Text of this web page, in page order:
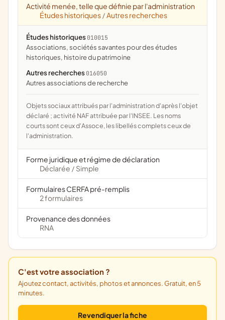
Activité menée, telle que définie par l'administration
Études historiques / Autres recherches
Études historiques 010015
associations, sociétés savantes pour des études
historiques, histoire du patrimoine
Autres recherches 016050
autres associations de recherche
Objets sociaux attribués par l'administration d'après l'objet
déclaré ; activité NAF attribuée par l'INSEE. Les noms
courts sont ceux d'Assoce, les libellés complets ceux de
l'administration.
Forme juridique et régime de déclaration
Déclarée / Simple
Formulaires CERFA pré-remplis
2 formulaires
Provenance des données
RNA
C'est votre association ?
Ajoutez contact, activités, photos et annonces. Gratuit, en 5
minutes.
Revendiquer la fiche